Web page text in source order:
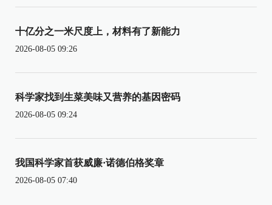
十亿分之一米尺度上，材料有了新能力
2026-08-05 09:26
科学家找到生菜美味又营养的基因密码
2026-08-05 09:24
我国科学家首获威廉·诺德伯格奖章
2026-08-05 07:40